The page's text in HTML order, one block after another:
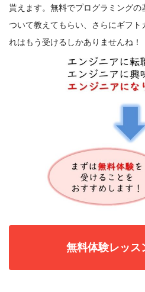
貰えます。無料でプログラミング
ついて教えてもらい、さらにギフト
れはもう受けるしかありませんね！
無料体験レッス